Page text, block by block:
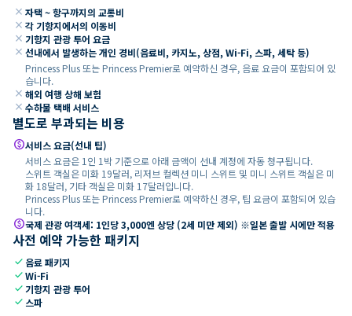
close 자택 ~ 항구까지의 교통비
close 각 기항지에서의 이동비
close 기항지 관광 투어 요금
close 선내에서 발생하는 개인 경비(음료비, 카지노, 상점, Wi-Fi, 스파, 세탁 등)
Princess Plus 또는 Princess Premier로 예약하신 경우, 음료 요금이 포함되어 있
습니다.
close 해외 여행 상해 보험
close 수하물 택배 서비스
별도로 부과되는 비용
paid서비스 요금(선내 팁)
서비스 요금은 1인 1박 기준으로 아래 금액이 선내 계정에 자동 청구됩니다.
스위트 객실은 미화 19달러, 리저브 컬렉션 미니 스위트 및 미니 스위트 객실은 미
화 18달러, 기타 객실은 미화 17달러입니다.
Princess Plus 또는 Princess Premier로 예약하신 경우, 팁 요금이 포함되어 있습
니다.
paid국제 관광 여객세: 1인당 3,000엔 상당 (2세 미만 제외) ※일본 출발 시에만 적용
사전 예약 가능한 패키지
check 음료 패키지
checkWi-Fi
check 기항지 관광 투어
check 스파